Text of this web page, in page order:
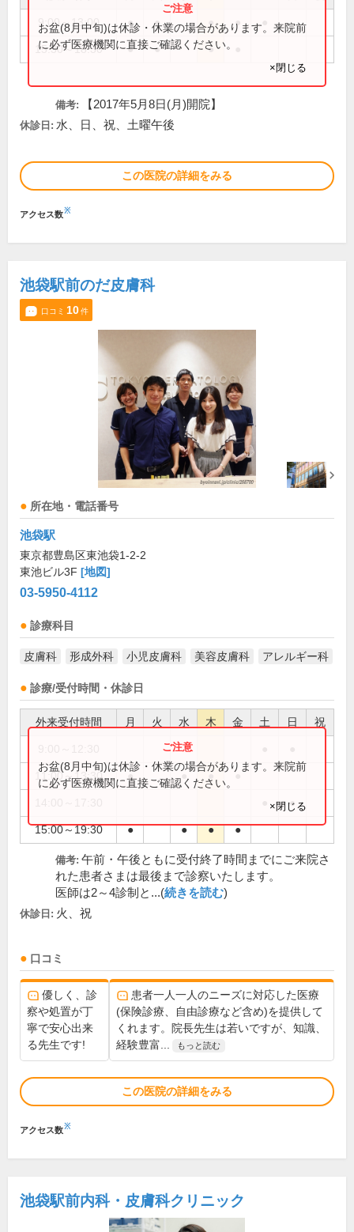
9:00～13:00 ● ● ● ●
15:30～18:30 ● ● ●
お盆(8月中旬)は休診・休業の場合があります。来院前
に必ず医療機関に直接ご確認ください。
×閉じる
備考: 【2017年5月8日(月)開院】
休診日: 水、日、祝、土曜午後
この医院の詳細をみる
アクセス数※
池袋駅前のだ皮膚科
口コミ 10件
所在地・電話番号
池袋駅
東京都豊島区東池袋1-2-2
東池ビル3F [地図]
03-5950-4112
診療科目
皮膚科 形成外科 小児皮膚科 美容皮膚科 アレルギー科
診療/受付時間・休診日
外来受付時間 月 火 水 木 金 土 日 祝
11:00～13:30 ● ● ● ●
●
15:00～19:30 ● ● ● ●
お盆(8月中旬)は休診・休業の場合があります。来院前
に必ず医療機関に直接ご確認ください。
×閉じる
備考: 午前・午後ともに受付終了時間までにご来院さ
れた患者さまは最後まで診察いたします。
医師は2～4診制と...(続きを読む)
休診日: 火、祝
口コミ
優しく、診
察や処置が丁
寧で安心出来
る先生です!
患者一人一人のニーズに対応した医療
(保険診療、自由診療など含め)を提供して
くれます。院長先生は若いですが、知識、
経験豊富...
もっと読む
この医院の詳細をみる
アクセス数※
池袋駅前内科・皮膚科クリニック